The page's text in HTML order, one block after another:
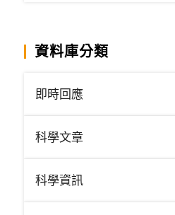
資料庫分類
即時回應
科學文章
科學資訊